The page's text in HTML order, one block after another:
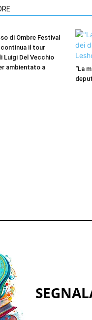
di Ombre Festival
continua il tour
Luigi Del Vecchio
ambientato a
“La